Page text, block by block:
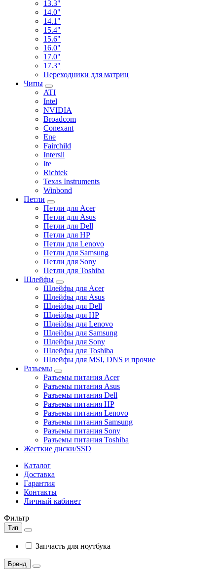
13.3"
14.0"
14.1"
15.4"
15.6"
16.0"
17.0"
17.3"
Переходники для матриц
Чипы
ATI
Intel
NVIDIA
Broadcom
Conexant
Ene
Fairchild
Intersil
Ite
Richtek
Texas Instruments
Winbond
Петли
Петли для Acer
Петли для Asus
Петли для Dell
Петли для HP
Петли для Lenovo
Петли для Samsung
Петли для Sony
Петли для Toshiba
Шлейфы
Шлейфы для Acer
Шлейфы для Asus
Шлейфы для Dell
Шлейфы для HP
Шлейфы для Lenovo
Шлейфы для Samsung
Шлейфы для Sony
Шлейфы для Toshiba
Шлейфы для MSI, DNS и прочие
Разъемы
Разъемы питания Acer
Разъемы питания Asus
Разъемы питания Dell
Разъемы питания HP
Разъемы питания Lenovo
Разъемы питания Samsung
Разъемы питания Sony
Разъемы питания Toshiba
Жесткие диски/SSD
Каталог
Доставка
Гарантия
Контакты
Личный кабинет
Фильтр
Тип
Запчасть для ноутбука
Бренд